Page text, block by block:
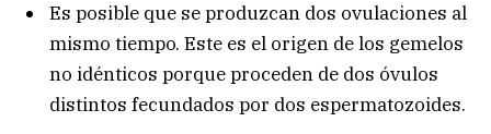
Es posible que se produzcan dos ovulaciones al
mismo tiempo. Este es el origen de los gemelos
no idénticos porque proceden de dos óvulos
distintos fecundados por dos espermatozoides.